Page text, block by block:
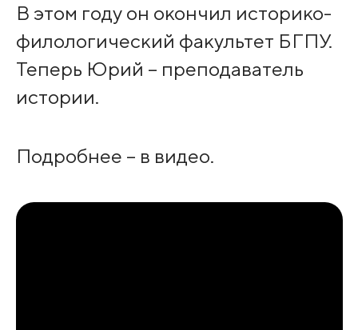
В этом году он окончил историко-
филологический факультет БГПУ.
Теперь Юрий – преподаватель
истории.
Подробнее – в видео.